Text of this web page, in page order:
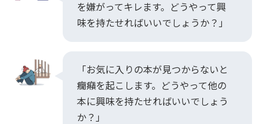
を嫌がってキレます。どうやって興
味を持たせればいいでしょうか？」
「お気に入りの本が見つからないと
癇癪を起こします。どうやって他の
本に興味を持たせればいいでしょう
か？」